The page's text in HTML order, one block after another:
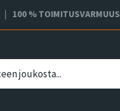
100 % TOIMITUSVARMUUS